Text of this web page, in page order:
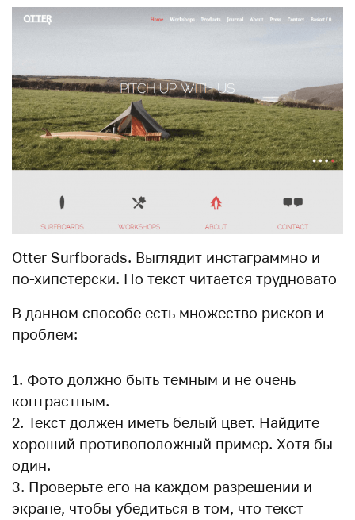
Otter Surfborads. Выглядит инстаграммно и
по-хипстерски. Но текст читается трудновато
В данном способе есть множество рисков и
проблем:
Фото должно быть темным и не очень
контрастным.
Текст должен иметь белый цвет. Найдите
хороший противоположный пример. Хотя бы
один.
Проверьте его на каждом разрешении и
экране, чтобы убедиться в том, что текст